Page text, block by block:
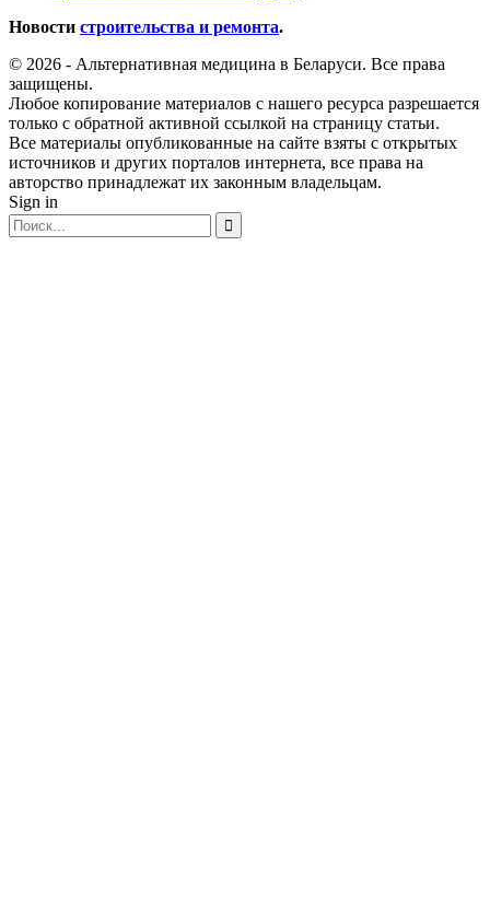
Новости строительства и ремонта.
© 2026 - Альтернативная медицина в Беларуси. Все права
защищены.
Любое копирование материалов с нашего ресурса разрешается
только с обратной активной ссылкой на страницу статьи.
Все материалы опубликованные на сайте взяты с открытых
источников и других порталов интернета, все права на
авторство принадлежат их законным владельцам.
Sign in